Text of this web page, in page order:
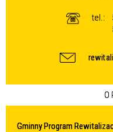
tel.:
O
Gminny Program